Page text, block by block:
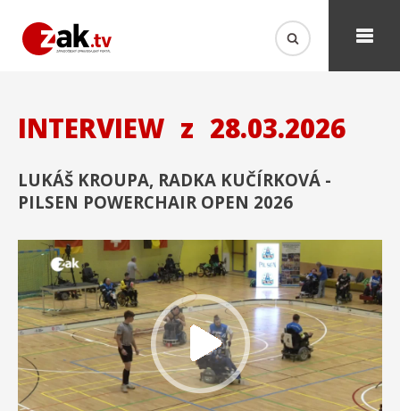
INTERVIEW z 28.03.2026
LUKÁŠ KROUPA, RADKA KUČÍRKOVÁ -
PILSEN POWERCHAIR OPEN 2026